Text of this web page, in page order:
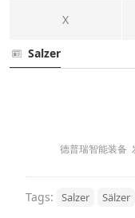
X
Salzer
德普瑞智能装备
Tags: Salzer Sälzer